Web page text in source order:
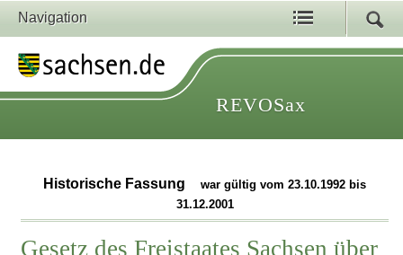
Navigation
REVOSax
Historische Fassung
war gültig vom 23.10.1992 bis
31.12.2001
Gesetz des Freistaates Sachsen über